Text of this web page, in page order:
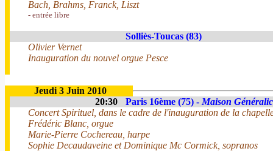
Bach, Brahms, Franck, Liszt
- entrée libre
Solliès-Toucas (83)
Olivier Vernet
Inauguration du nouvel orgue Pesce
Jeudi 3 Juin 2010
20:30
Paris 16ème (75) - Maison
Concert Spirituel, dans le cadre de l'inauguration de la
Frédéric Blanc, orgue
Marie-Pierre Cochereau, harpe
Sophie Decaudaveine et Dominique Mc Cormick, sopranos